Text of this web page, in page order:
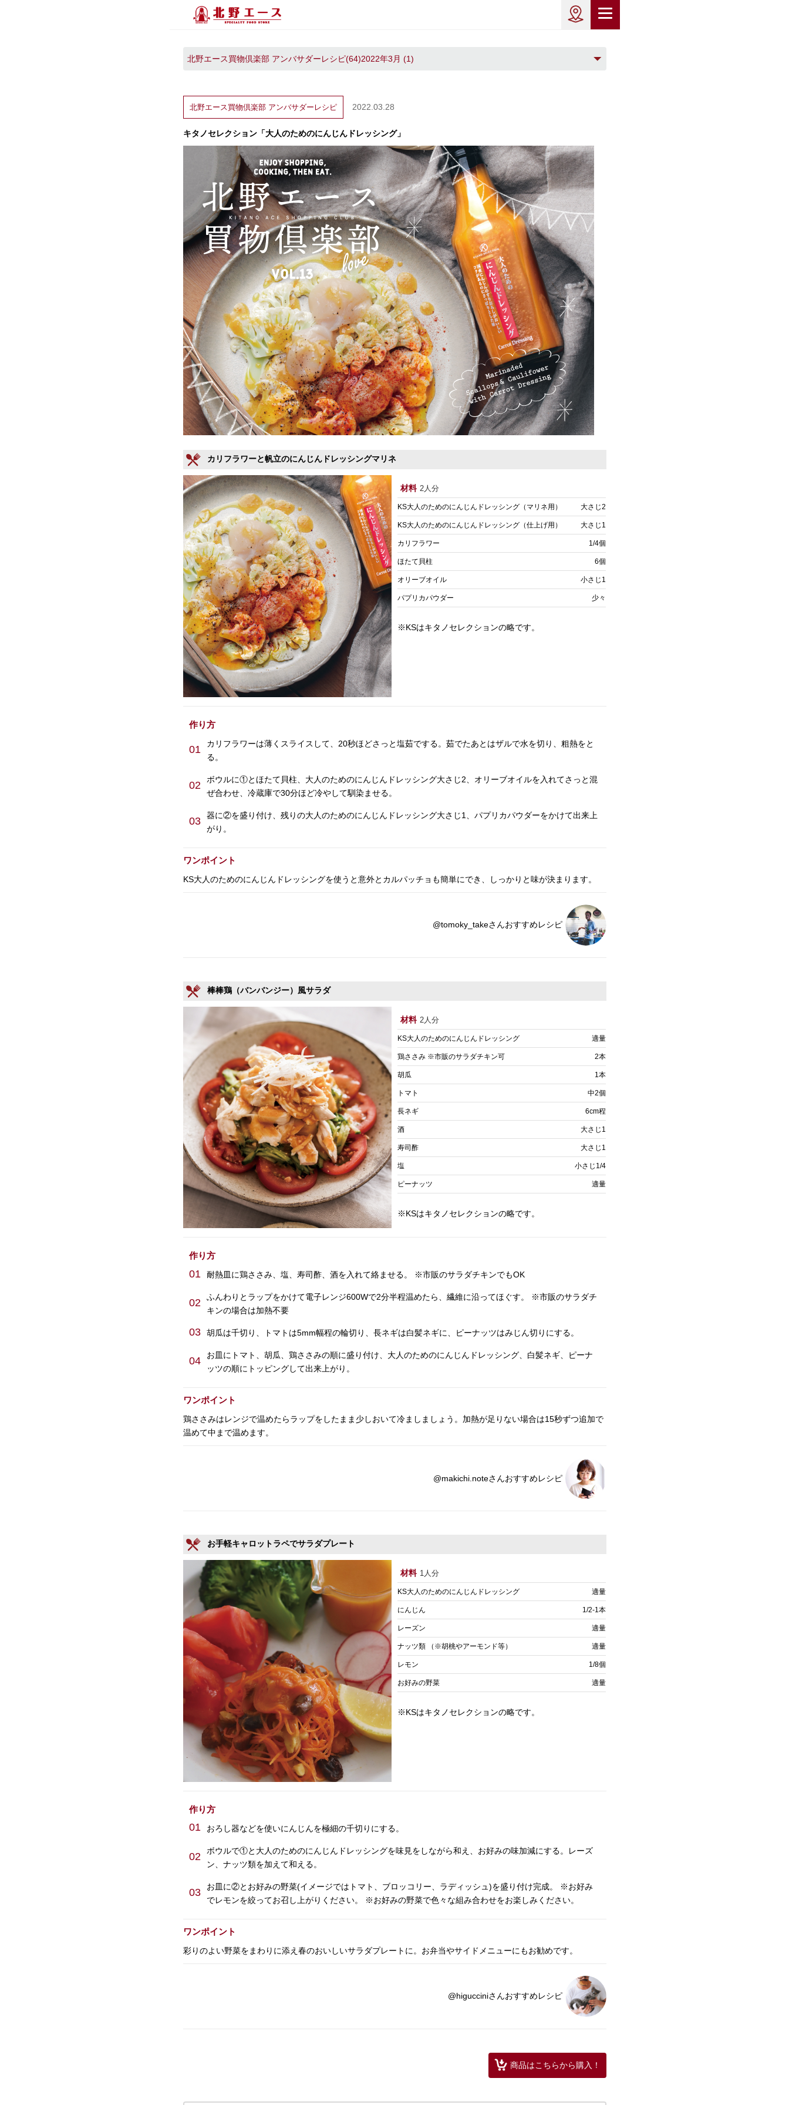
北野エース買物倶楽部 アンバサダーレシピ(64)2022年3月 (1)
北野エース買物倶楽部 アンバサダーレシピ 2022.03.28
キタノセレクション「大人のためのにんじんドレッシング」
カリフラワーと帆立のにんじんドレッシングマリネ
材料 2人分
KS大人のためのにんじんドレッシング（マリネ用） 大さじ2
KS大人のためのにんじんドレッシング（仕上げ用） 大さじ1
カリフラワー 1/4個
ほたて貝柱 6個
オリーブオイル 小さじ1
パプリカパウダー 少々
※KSはキタノセレクションの略です。
作り方
01
カリフラワーは薄くスライスして、20秒ほどさっと塩茹でする。茹でたあとはザルで水を切り、粗熱をと
る。
02
ボウルに①とほたて貝柱、大人のためのにんじんドレッシング大さじ2、オリーブオイルを入れてさっと混
ぜ合わせ、冷蔵庫で30分ほど冷やして馴染ませる。
03
器に②を盛り付け、残りの大人のためのにんじんドレッシング大さじ1、パプリカパウダーをかけて出来上
がり。
ワンポイント
KS大人のためのにんじんドレッシングを使うと意外とカルパッチョも簡単にでき、しっかりと味が決まります。
@tomoky_takeさんおすすめレシピ
棒棒鶏（バンバンジー）風サラダ
材料 2人分
KS大人のためのにんじんドレッシング 適量
鶏ささみ ※市販のサラダチキン可 2本
胡瓜 1本
トマト 中2個
長ネギ 6cm程
酒 大さじ1
寿司酢 大さじ1
塩 小さじ1/4
ピーナッツ 適量
※KSはキタノセレクションの略です。
作り方
01 耐熱皿に鶏ささみ、塩、寿司酢、酒を入れて絡ませる。 ※市販のサラダチキンでもOK
02
ふんわりとラップをかけて電子レンジ600Wで2分半程温めたら、繊維に沿ってほぐす。 ※市販のサラダチ
キンの場合は加熱不要
03 胡瓜は千切り、トマトは5mm幅程の輪切り、長ネギは白髪ネギに、ピーナッツはみじん切りにする。
04
お皿にトマト、胡瓜、鶏ささみの順に盛り付け、大人のためのにんじんドレッシング、白髪ネギ、ピーナ
ッツの順にトッピングして出来上がり。
ワンポイント
鶏ささみはレンジで温めたらラップをしたまま少しおいて冷ましましょう。加熱が足りない場合は15秒ずつ追加で
温めて中まで温めます。
@makichi.noteさんおすすめレシピ
お手軽キャロットラペでサラダプレート
材料 1人分
KS大人のためのにんじんドレッシング 適量
にんじん 1/2-1本
レーズン 適量
ナッツ類 （※胡桃やアーモンド等） 適量
レモン 1/8個
お好みの野菜 適量
※KSはキタノセレクションの略です。
作り方
01 おろし器などを使いにんじんを極細の千切りにする。
02
ボウルで①と大人のためのにんじんドレッシングを味見をしながら和え、お好みの味加減にする。レーズ
ン、ナッツ類を加えて和える。
03
お皿に②とお好みの野菜(イメージではトマト、ブロッコリー、ラディッシュ)を盛り付け完成。 ※お好み
でレモンを絞ってお召し上がりください。 ※お好みの野菜で色々な組み合わせをお楽しみください。
ワンポイント
彩りのよい野菜をまわりに添え春のおいしいサラダプレートに。お弁当やサイドメニューにもお勧めです。
@higucciniさんおすすめレシピ
商品はこちらから購入！